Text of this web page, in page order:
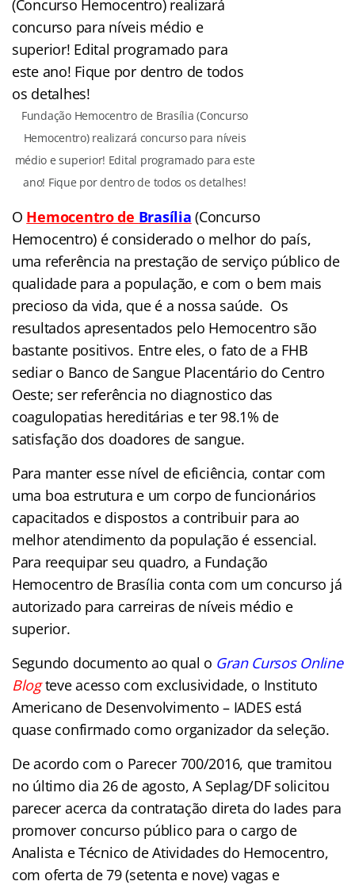
Fundação Hemocentro de Brasília (Concurso
Hemocentro) realizará concurso para níveis
médio e superior! Edital programado para este
ano! Fique por dentro de todos os detalhes!
O Hemocentro de Brasília (Concurso
Hemocentro) é considerado o melhor do país,
uma referência na prestação de serviço público de
qualidade para a população, e com o bem mais
precioso da vida, que é a nossa saúde. Os
resultados apresentados pelo Hemocentro são
bastante positivos. Entre eles, o fato de a FHB
sediar o Banco de Sangue Placentário do Centro
Oeste; ser referência no diagnostico das
coagulopatias hereditárias e ter 98.1% de
satisfação dos doadores de sangue.
Para manter esse nível de eficiência, contar com
uma boa estrutura e um corpo de funcionários
capacitados e dispostos a contribuir para ao
melhor atendimento da população é essencial.
Para reequipar seu quadro, a Fundação
Hemocentro de Brasília conta com um concurso já
autorizado para carreiras de níveis médio e
superior.
Segundo documento ao qual o Gran Cursos Online
Blogteve acesso com exclusividade, o Instituto
Americano de Desenvolvimento – IADES está
quase confirmado como organizador da seleção.
De acordo com o Parecer 700/2016, que tramitou
no último dia 26 de agosto, A Seplag/DF solicitou
parecer acerca da contratação direta do Iades para
promover concurso público para o cargo de
Analista e Técnico de Atividades do Hemocentro,
com oferta de 79 (setenta e nove) vagas e